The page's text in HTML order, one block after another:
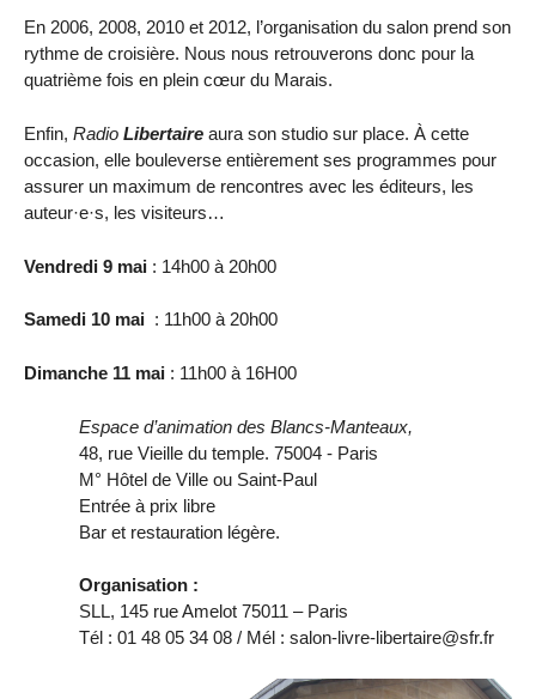
En 2006, 2008, 2010 et 2012, l’organisation du salon prend son
rythme de croisière. Nous nous retrouverons donc pour la
quatrième fois en plein cœur du Marais.
Enfin, Radio Libertaire aura son studio sur place. À cette
occasion, elle bouleverse entièrement ses programmes pour
assurer un maximum de rencontres avec les éditeurs, les
auteur·e·s, les visiteurs…
Vendredi 9 mai : 14h00 à 20h00
Samedi 10 mai : 11h00 à 20h00
Dimanche 11 mai : 11h00 à 16H00
Espace d’animation des Blancs-Manteaux,
48, rue Vieille du temple. 75004 - Paris
M° Hôtel de Ville ou Saint-Paul
Entrée à prix libre
Bar et restauration légère.
Organisation :
SLL, 145 rue Amelot 75011 – Paris
Tél : 01 48 05 34 08 / Mél : salon-livre-libertaire@sfr.fr